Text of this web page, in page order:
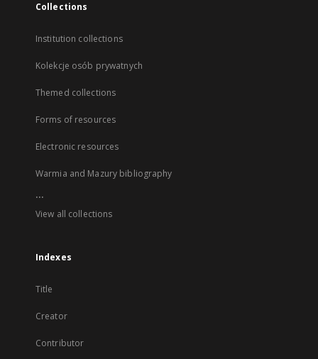
Collections
Institution collections
Kolekcje osób prywatnych
Themed collections
Forms of resources
Electronic resources
Warmia and Mazury bibliography
...
View all collections
Indexes
Title
Creator
Contributor